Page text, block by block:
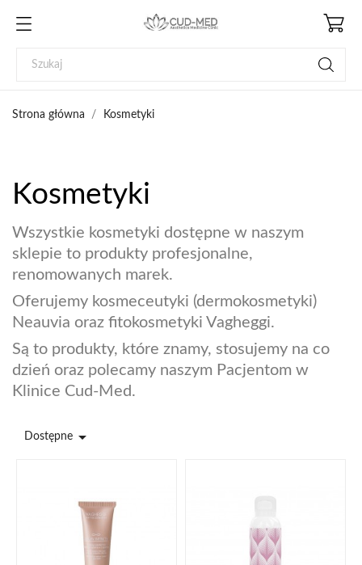
Strona główna Kosmetyki
Kosmetyki
Wszystkie kosmetyki dostępne w naszym
sklepie to produkty profesjonalne,
renomowanych marek.
Oferujemy kosmeceutyki (dermokosmetyki)
Neauvia oraz fitokosmetyki Vagheggi.
Są to produkty, które znamy, stosujemy na co
dzień oraz polecamy naszym Pacjentom w
Klinice Cud-Med.
Dostępne 